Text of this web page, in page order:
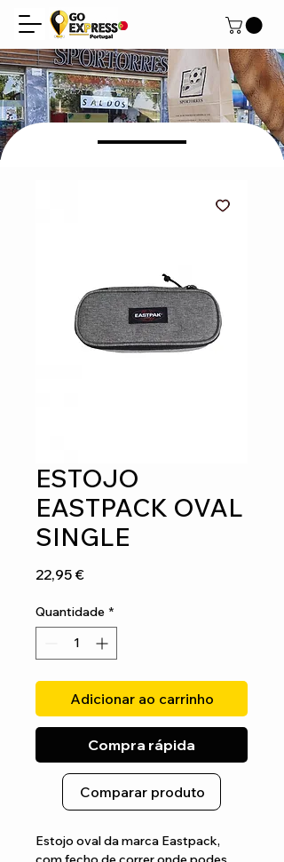
ESTOJO
EASTPACK OVAL
SINGLE
22,95 €Preço
Quantidade *
Adicionar ao carrinho
Compra rápida
Comparar produto
Estojo oval da marca Eastpack,